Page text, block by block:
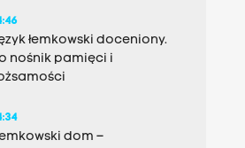
łemkowski doceniony.
nośnik pamięci i
dom –